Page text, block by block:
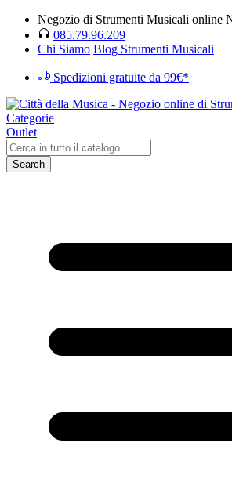
Negozio di Strumenti Musicali online
085.79.96.209
Chi Siamo Blog Strumenti Musicali
Spedizioni gratuite da 99€*
Categorie
Outlet
Search